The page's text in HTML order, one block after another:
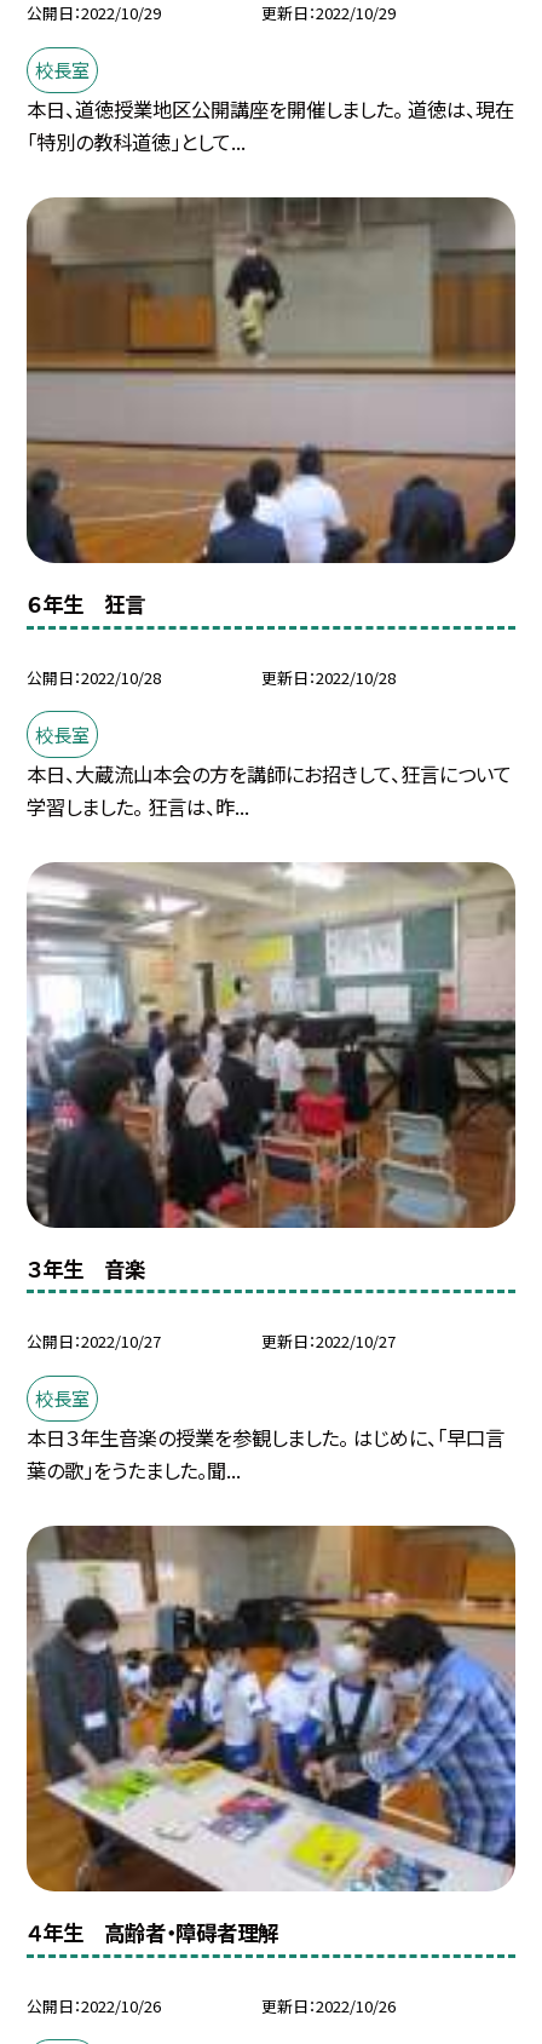
公開日 2022/10/29 更新日 2022/10/29
校長室
本日、道徳授業地区公開講座を開催しました。 道徳は、現在
「特別の教科道徳」として...
６年生 狂言
公開日 2022/10/28 更新日 2022/10/28
校長室
本日、大蔵流山本会の方を講師にお招きして、狂言について
学習しました。 狂言は、昨...
３年生 音楽
公開日 2022/10/27 更新日 2022/10/27
校長室
本日３年生音楽の授業を参観しました。 はじめに、「早口言
葉の歌」をうたました。聞...
４年生 高齢者・障碍者理解
公開日 2022/10/26 更新日 2022/10/26